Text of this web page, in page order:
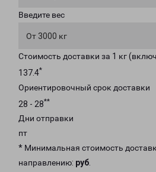
Введите вес
От 3000 кг
Стоимость доставки за 1 кг
137.4*
Ориентировочный срок доставки
28 - 28**
Дни отправки
пт
* Минимальная стоимость
направлению: руб.